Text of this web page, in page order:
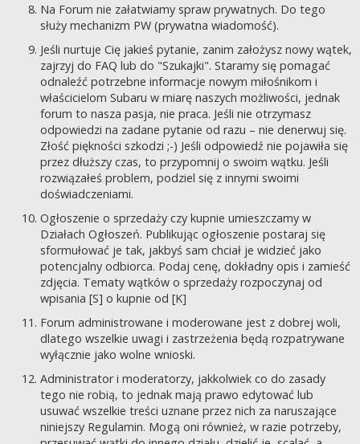
Na Forum nie załatwiamy spraw prywatnych. Do tego
służy mechanizm PW (prywatna wiadomość).
Jeśli nurtuje Cię jakieś pytanie, zanim założysz nowy wątek,
zajrzyj do FAQ lub do "Szukajki". Staramy się pomagać
odnaleźć potrzebne informacje nowym miłośnikom i
właścicielom Subaru w miarę naszych możliwości, jednak
forum to nasza pasja, nie praca. Jeśli nie otrzymasz
odpowiedzi na zadane pytanie od razu – nie denerwuj się.
Złość piękności szkodzi ;-) Jeśli odpowiedź nie pojawiła się
przez dłuższy czas, to przypomnij o swoim wątku. Jeśli
rozwiązałeś problem, podziel się z innymi swoimi
doświadczeniami.
Ogłoszenie o sprzedaży czy kupnie umieszczamy w
Działach Ogłoszeń. Publikując ogłoszenie postaraj się
sformułować je tak, jakbyś sam chciał je widzieć jako
potencjalny odbiorca. Podaj cenę, dokładny opis i zamieść
zdjęcia. Tematy wątków o sprzedaży rozpoczynaj od
wpisania [S] o kupnie od [K]
Forum administrowane i moderowane jest z dobrej woli,
dlatego wszelkie uwagi i zastrzeżenia będą rozpatrywane
wyłącznie jako wolne wnioski.
Administrator i moderatorzy, jakkolwiek co do zasady
tego nie robią, to jednak mają prawo edytować lub
usuwać wszelkie treści uznane przez nich za naruszające
niniejszy Regulamin. Mogą oni również, w razie potrzeby,